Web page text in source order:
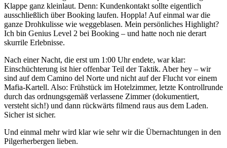
Klappe ganz kleinlaut. Denn: Kundenkontakt sollte eigentlich
ausschließlich über Booking laufen. Hoppla! Auf einmal war die
ganze Drohkulisse wie weggeblasen. Mein persönliches Highlight?
Ich bin Genius Level 2 bei Booking – und hatte noch nie derart
skurrile Erlebnisse.
Nach einer Nacht, die erst um 1:00 Uhr endete, war klar:
Einschüchterung ist hier offenbar Teil der Taktik. Aber hey – wir
sind auf dem Camino del Norte und nicht auf der Flucht vor einem
Mafia-Kartell. Also: Frühstück im Hotelzimmer, letzte Kontrollrunde
durch das ordnungsgemäß verlassene Zimmer (dokumentiert,
versteht sich!) und dann rückwärts filmend raus aus dem Laden.
Sicher ist sicher.
Und einmal mehr wird klar wie sehr wir die Übernachtungen in den
Pilgerherbergen lieben.